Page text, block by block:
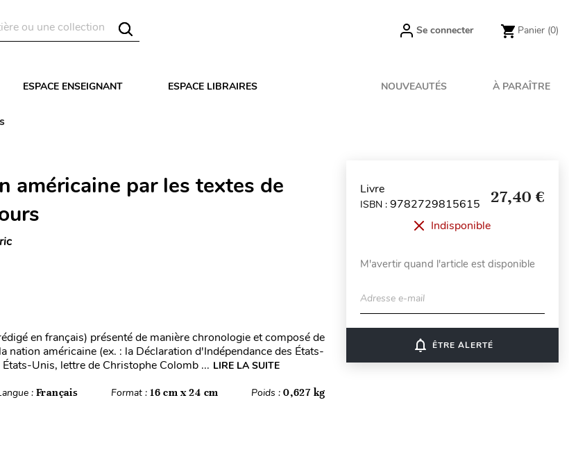
Se connecter Panier (0)
ESPACE ENSEIGNANT ESPACE LIBRAIRES NOUVEAUTÉS À PARAÎTRE
américaine par les textes de
en français) présenté de manière chronologie et composé de
nation américaine (ex. : la Déclaration d'Indépendance des États-
Unis, lettre de Christophe Colomb ... LIRE LA SUITE
: Français Format : 16 cm x 24 cm Poids :0,627 kg
Livre
ISBN : 9782729815615 27,40 €
Indisponible
M'avertir quand l'article est disponible
Adresse e-mail
notifications_none ÊTRE ALERTÉ